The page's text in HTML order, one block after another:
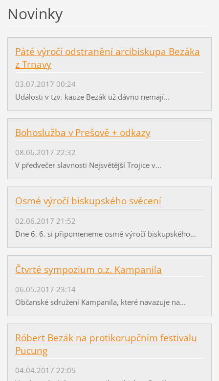
Novinky
Páté výročí odstranění arcibiskupa Bezáka
z Trnavy
03.07.2017 00:24
Události v tzv. kauze Bezák už dávno nemají...
Bohoslužba v Prešově + odkazy
08.06.2017 22:32
V předvečer slavnosti Nejsvětější Trojice v...
Osmé výročí biskupského svěcení
02.06.2017 21:52
Dne 6. 6. si připomeneme osmé výročí biskupského...
Čtvrté sympozium o.z. Kampanila
06.05.2017 23:14
Občanské sdružení Kampanila, které navazuje na...
Róbert Bezák na protikorupčním festivalu
Pucung
04.04.2017 22:05